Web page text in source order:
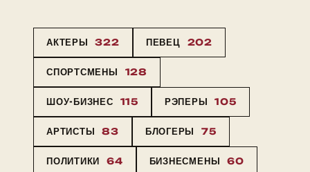
АКТЕРЫ 322 ПЕВЕЦ 202
СПОРТСМЕНЫ 128
ШОУ-БИЗНЕС 115 РЭПЕРЫ 105
АРТИСТЫ 83 БЛОГЕРЫ 75
ПОЛИТИКИ 64 БИЗНЕСМЕНЫ 60